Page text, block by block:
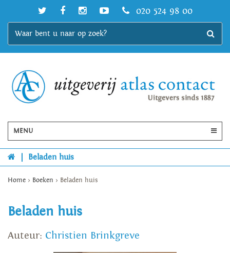
020 524 98 00
MENU
Beladen huis
Home > Boeken > Beladen huis
Beladen huis
Auteur: Christien Brinkgreve